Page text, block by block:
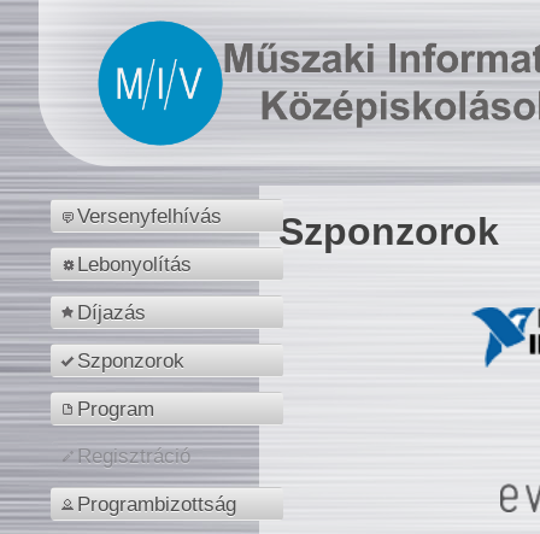
Versenyfelhívás
Lebonyolítás
Díjazás
Szponzorok
Program
Regisztráció
Programbizottság
Szponzorok